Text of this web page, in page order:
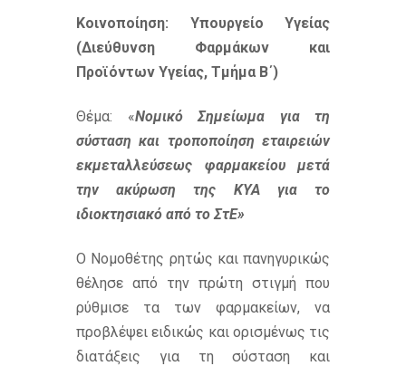
Κοινοποίηση: Υπουργείο Υγείας
(Διεύθυνση Φαρμάκων και
Προϊόντων Υγείας, Τμήμα Β΄)
Θέμα: «Νομικό Σημείωμα για τη
σύσταση και τροποποίηση εταιρειών
εκμεταλλεύσεως φαρμακείου μετά
την ακύρωση της ΚΥΑ για το
ιδιοκτησιακό από το ΣτΕ»
Ο Νομοθέτης ρητώς και πανηγυρικώς
θέλησε από την πρώτη στιγμή που
ρύθμισε τα των φαρμακείων, να
προβλέψει ειδικώς και ορισμένως τις
διατάξεις για τη σύσταση και